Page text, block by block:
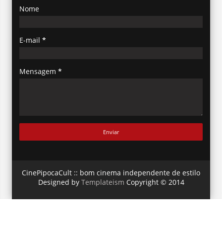
Nome
E-mail *
Mensagem *
CinePipocaCult :: bom cinema independente de estilo
Designed by Templateism Copyright © 2014